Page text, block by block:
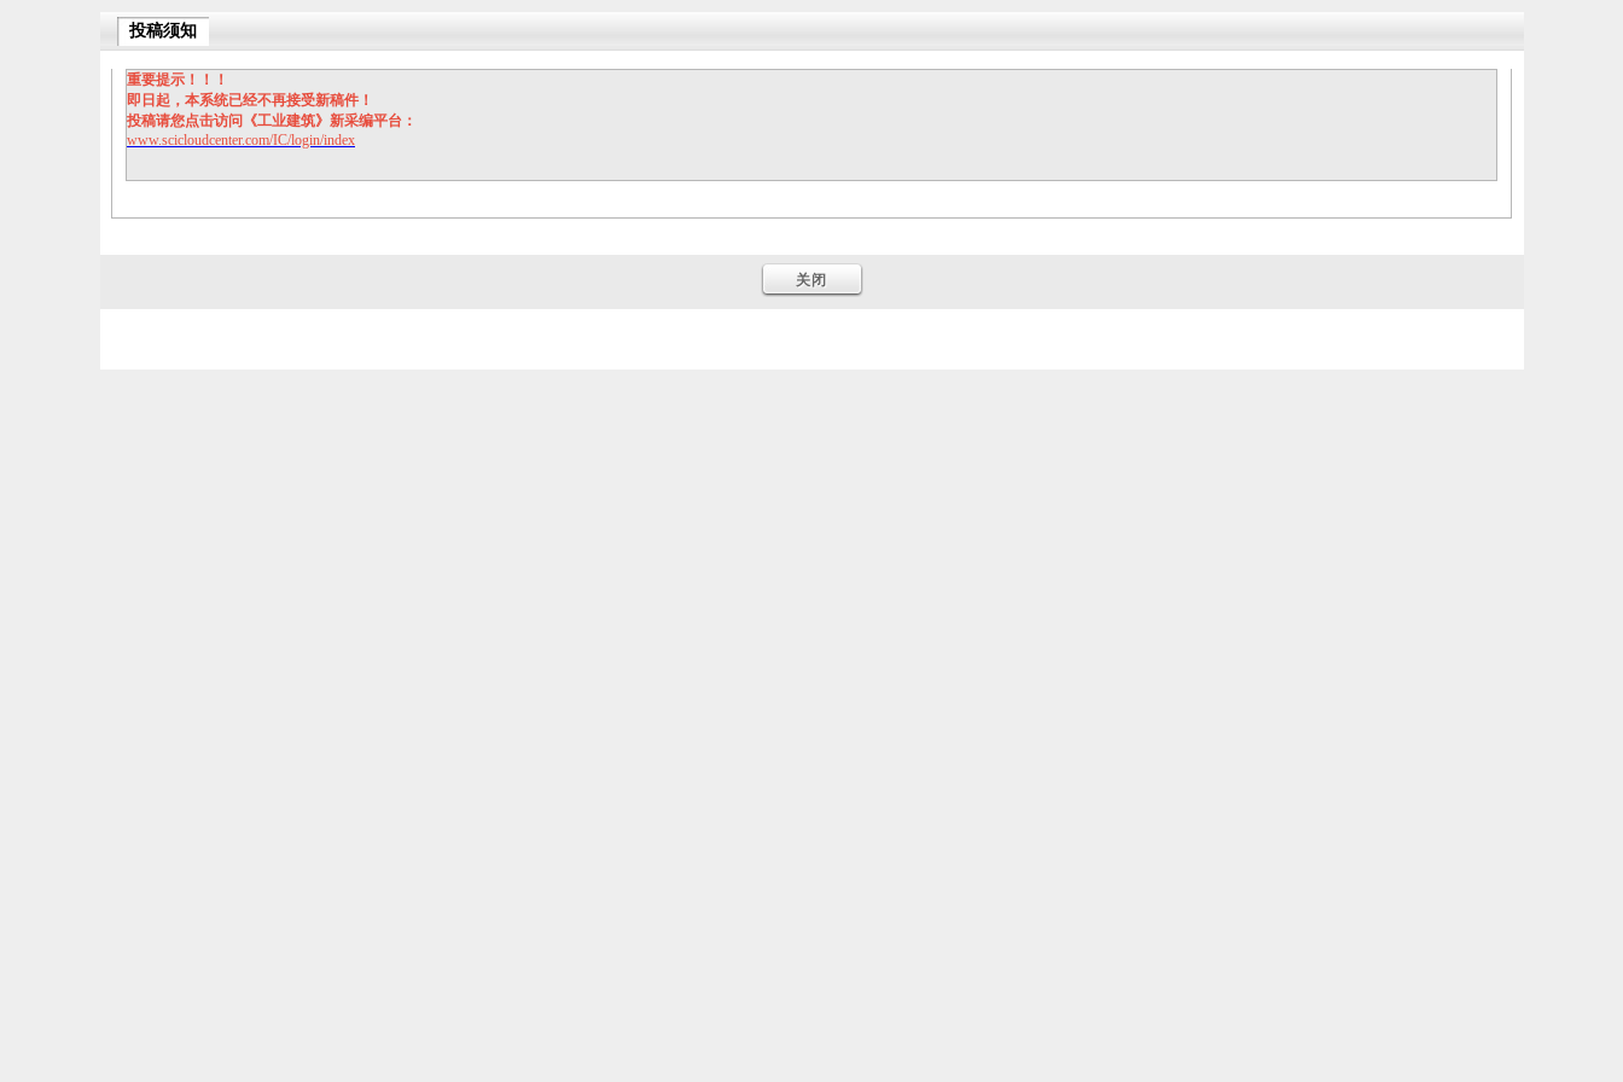
投稿须知
重要提示！！！
即日起，本系统已经不再接受新稿件！
投稿请您点击访问《工业建筑》新采编平台：
www.scicloudcenter.com/IC/login/index